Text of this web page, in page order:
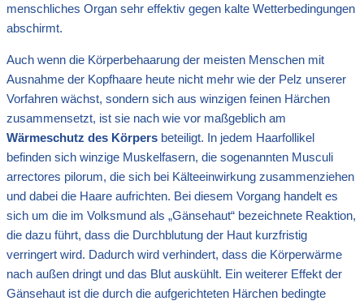
menschliches Organ sehr effektiv gegen kalte Wetterbedingungen
abschirmt.
Auch wenn die Körperbehaarung der meisten Menschen mit
Ausnahme der Kopfhaare heute nicht mehr wie der Pelz unserer
Vorfahren wächst, sondern sich aus winzigen feinen Härchen
zusammensetzt, ist sie nach wie vor maßgeblich am
Wärmeschutz des Körpers beteiligt. In jedem Haarfollikel
befinden sich winzige Muskelfasern, die sogenannten Musculi
arrectores pilorum, die sich bei Kälteeinwirkung zusammenziehen
und dabei die Haare aufrichten. Bei diesem Vorgang handelt es
sich um die im Volksmund als „Gänsehaut“ bezeichnete Reaktion,
die dazu führt, dass die Durchblutung der Haut kurzfristig
verringert wird. Dadurch wird verhindert, dass die Körperwärme
nach außen dringt und das Blut auskühlt. Ein weiterer Effekt der
Gänsehaut ist die durch die aufgerichteten Härchen bedingte